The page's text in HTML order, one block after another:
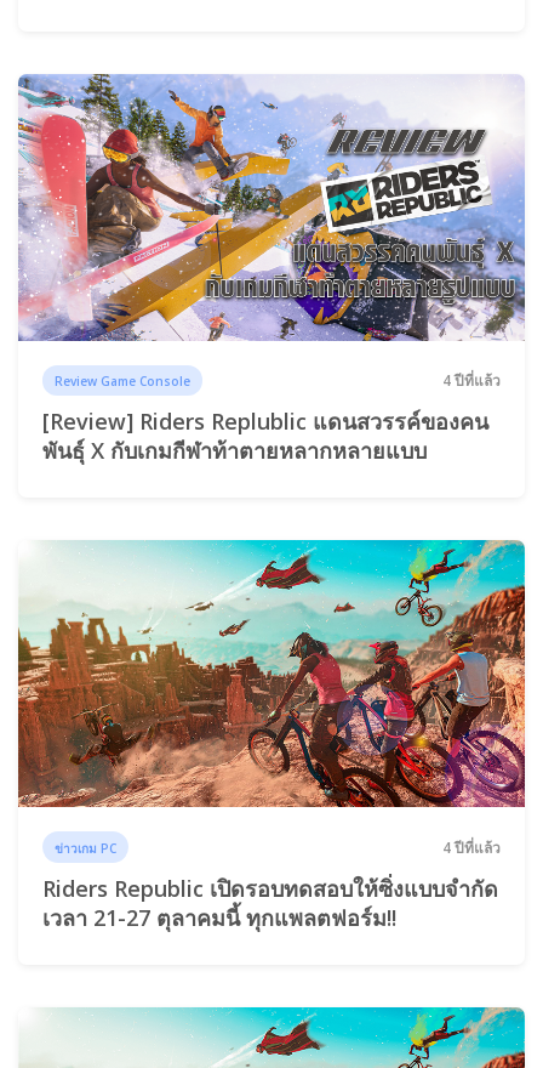
Review Game Console 4 ปีที่แล้ว
[Review] Riders Replublic แดนสวรรค์ของคน
พันธุ์ X กับเกมกีฬาท้าตายหลากหลายแบบ
ข่าวเกม PC 4 ปีที่แล้ว
Riders Republic เปิดรอบทดสอบให้ซิ่งแบบจำกัด
เวลา 21-27 ตุลาคมนี้ ทุกแพลตฟอร์ม!!